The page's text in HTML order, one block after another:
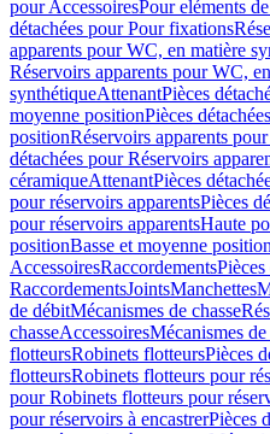
pour AccessoiresPour eléments
détachées pour Pour fixations
apparents pour WC, en matière
Réservoirs apparents pour WC,
synthétiqueAttenantPièces
moyenne positionPièces
positionRéservoirs apparents
détachées pour Réservoirs
céramiqueAttenantPièces
pour réservoirs apparentsPièces
pour réservoirs apparentsHaute
positionBasse et moyenne position
AccessoiresRaccordements
RaccordementsJointsManchettes
de débitMécanismes de chasse
chasseAccessoiresMécanismes
flotteursRobinets flotteursPièces
flotteursRobinets flotteurs pour
pour Robinets flotteurs pour
pour réservoirs à encastrerPièces